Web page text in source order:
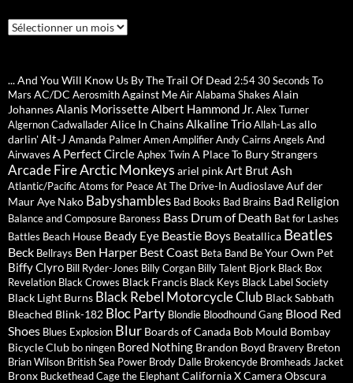
Archives
... And You Will Know Us By The Trail Of Dead 2:5430 Seconds To
Mars AC/DC AerosmithAgainst MeAirAlabama Shakes Alain
JohannesAlanis MorissetteAlbert Hammond Jr.Alex Turner
Algernon CadwalladerAlice In ChainsAlkaline TrioAllah-Las allo
darlin'Alt-J Amanda PalmerAmenAmplifierAndy Cairns Angels And
Airwaves A Perfect CircleAphex TwinA Place To Bury Strangers
Arcade FireArctic Monkeys ariel pinkArt Brut Ash
Atlantic/PacificAtoms for PeaceAt The Drive-InAudioslaveAuf der
MaurAye Nako Babyshambles Bad Books Bad Brains Bad Religion
Balance and Composure Baroness Bass Drum of Death Bat for Lashes
Battles Beach House Beady Eye Beastie Boys Beatallica Beatles
Beck Bellrays Ben Harper Best Coast Beta Band Be Your Own Pet
Biffy Clyro Bill Ryder-Jones Billy Corgan Billy Talent Bjork Black Box
Revelation Black Crowes Black Francis Black Keys Black Label Society
Black Light Burns Black Rebel Motorcycle Club Black Sabbath
Bleached Blink-182 Bloc Party Blondie Bloodhound Gang Blood Red
Shoes Blues Explosion Blur Boards of Canada Bob Mould Bombay
Bicycle Club bo ningen Bored Nothing Brandon Boyd Bravery Breton
Brian Wilson British Sea Power Brody Dalle Brokencyde Bromheads Jacket
Bronx BucketheadCage the ElephantCalifornia XCamera Obscura